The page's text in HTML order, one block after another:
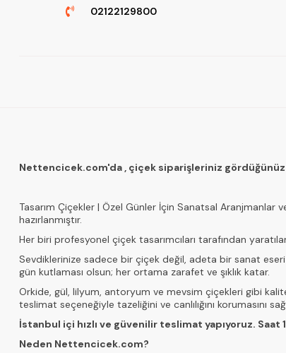
02122129800
Nettencicek.com'da , çiçek siparişleriniz gördüğünüz
Tasarım Çiçekler | Özel Günler İçin Sanatsal Aranjmanlar
hazırlanmıştır.
Her biri profesyonel çiçek tasarımcıları tarafından
Sevdiklerinize sadece bir çiçek değil, adeta bir sanat
gün kutlaması olsun; her ortama zarafet ve şıklık katar.
Orkide, gül, lilyum, antoryum ve mevsim çiçekleri gibi
teslimat seçeneğiyle tazeliğini ve canlılığını korumasını
İstanbul içi hızlı ve güvenilir teslimat yapıyoruz.
Neden Nettencicek.com?